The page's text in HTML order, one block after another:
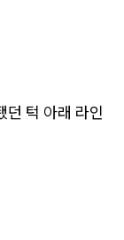
던 턱 아래 라인